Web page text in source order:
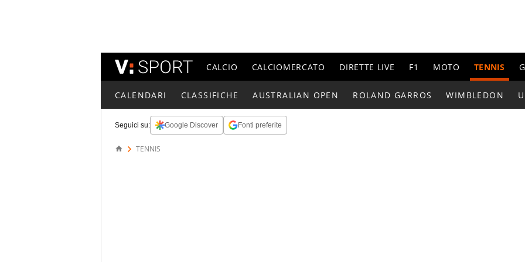
CALCIO CALCIOMERCATO DIRETTE LIVE F1 MOTO TENNIS
CALENDARI CLASSIFICHE AUSTRALIAN OPEN ROLAND GARROS WIMBLEDON
Seguici su: Google Discover Fonti preferite
TENNIS